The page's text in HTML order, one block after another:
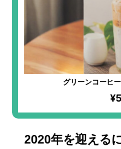
グリーンコーヒ
2020年を迎える